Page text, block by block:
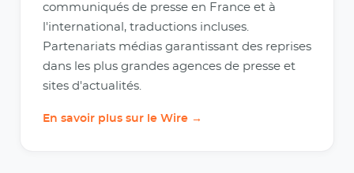
communiqués de presse en France et à
l'international, traductions incluses.
Partenariats médias garantissant des reprises
dans les plus grandes agences de presse et
sites d'actualités.
En savoir plus sur le Wire →